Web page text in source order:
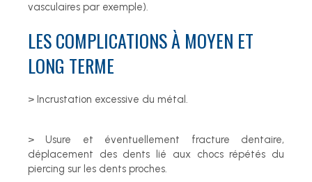
vasculaires par exemple).
LES COMPLICATIONS À MOYEN ET
LONG TERME
> Incrustation excessive du métal.
> Usure et éventuellement fracture dentaire,
déplacement des dents lié aux chocs répétés du
piercing sur les dents proches.